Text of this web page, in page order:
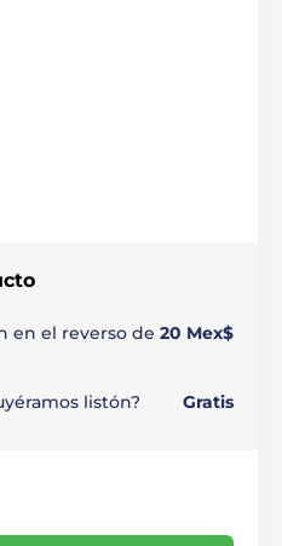
en el reverso de 20 Mex$
listón? Gratis